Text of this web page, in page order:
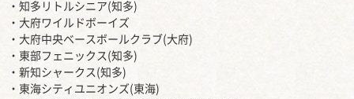
・知多リトルシニア(知多)
・大府ワイルドボーイズ
・大府中央ベースボールクラブ(大府)
・東部フェニックス(知多)
・新知シャークス(知多)
・東海シティユニオンズ(東海)